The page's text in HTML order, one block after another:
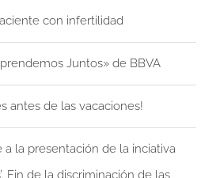
con infertilidad
Juntos» de BBVA
antes de las vacaciones!
a la presentación de la inciativa
Fin de la discriminación de las